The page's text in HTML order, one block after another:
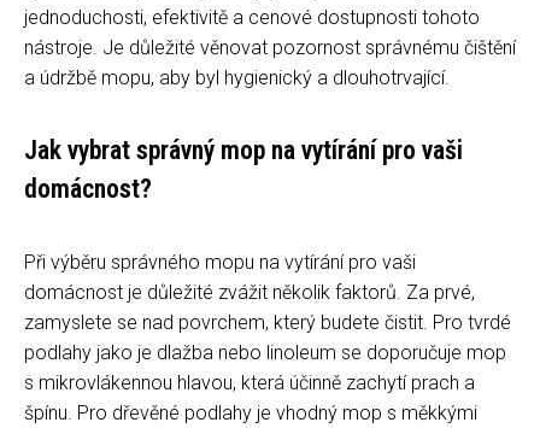
jednoduchosti, efektivitě a cenové dostupnosti tohoto
nástroje. Je důležité věnovat pozornost správnému čištění
a údržbě mopu, aby byl hygienický a dlouhotrvající.
Jak vybrat správný mop na vytírání pro vaši
domácnost?
Při výběru správného mopu na vytírání pro vaši
domácnost je důležité zvážit několik faktorů. Za prvé,
zamyslete se nad povrchem, který budete čistit. Pro tvrdé
podlahy jako je dlažba nebo linoleum se doporučuje mop
s mikrovlákennou hlavou, která účinně zachytí prach a
špínu. Pro dřevěné podlahy je vhodný mop s měkkými